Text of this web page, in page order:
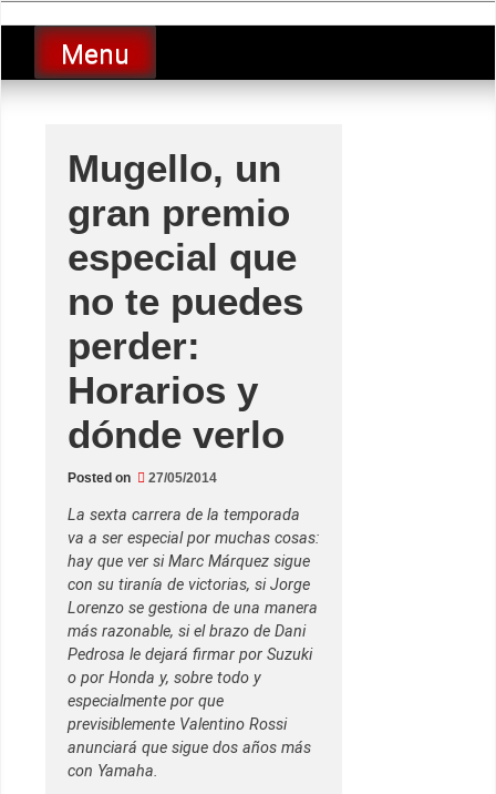
to
contentLucio Lopez GP
luciolopezgp
Menu
Mugello, un
gran premio
especial que
no te puedes
perder:
Horarios y
dónde verlo
Posted on 27/05/2014
La sexta carrera de la temporada
va a ser especial por muchas cosas:
hay que ver si Marc Márquez sigue
con su tiranía de victorias, si Jorge
Lorenzo se gestiona de una manera
más razonable, si el brazo de Dani
Pedrosa le dejará firmar por Suzuki
o por Honda y, sobre todo y
especialmente por que
previsiblemente Valentino Rossi
anunciará que sigue dos años más
con Yamaha.